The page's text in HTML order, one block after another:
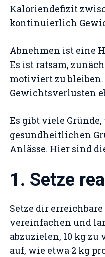
Kaloriendefizit
kontinuierlich
Abnehmen ist eine
Es ist ratsam,
motiviert zu
Gewichtsverlusten
Es gibt viele
gesundheitlichen
Anlässe. Hier sind
1. Setze
Setze dir
vereinfachen und
abzuzielen, 10 kg
auf, wie etwa 2 kg